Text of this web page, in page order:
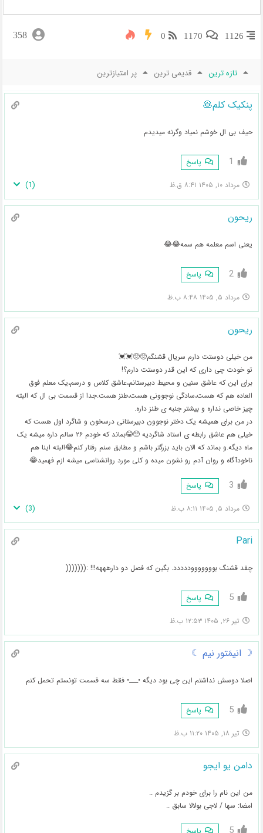
1126
1170
0
358
تازه ترین قدیمی ترین پر امتیازترین
پنکیک کلم🥞
حیف بی ال خوشم نمیاد وگرنه میدیدم
1 پاسخ
مرداد ۱۰, ۱۴۰۵ ۸:۴۱ ق.ظ (
1
)
ریحون
یعنی اسم معلمه هم سمه😂😂
2 پاسخ
مرداد ۵, ۱۴۰۵ ۸:۴۸ ب.ظ
ریحون
من خیلی دوستت دارم سریال قشنگم🥺🥺💓💓
تو خودت چی داری که این قدر دوستت دارم؟!
برای این که عاشق سنین و محیط دبیرستانم،عاشق کلاس و درسم،یک معلم فوق
العاده هم که هست،سادگی نوجوونی هست،طنز هست.جدا از قسمت بی ال که البته
چیز خاصی نداره و بیشتر جنبه ی طنز داره.
در من برای همیشه یک دختر نوجوون دبیرستانی درسخون و شاگرد اول هست که
خیلی هم عاشق رابطه ی استاد شاگردیه 🥺😂بماند که خودم ۲۶ سالم داره میشه یک
ماه دیگه.و بماند که الان باید بزرگتر باشم و مطابق سنم رفتار کنم😂البته اینا هم
ناخودآگاه و روان آدم رو نشون میده و کلی مورد روانشناسی میشه ازم فهمید😂
3 پاسخ
مرداد ۵, ۱۴۰۵ ۸:۱۱ ب.ظ (
3
)
Pari
چقد قشنگ بوووووووددددد. بگین که فصل دو دارهههه!!! :(((((((
5 پاسخ
تیر ۲۶, ۱۴۰۵ ۱۲:۵۳ ب.ظ
☽ انیمَتور نیم ☾
اصلا دوسش نداشتم این چی بود دیگه •___• فقط سه قسمت تونستم تحمل کنم
5 پاسخ
تیر ۱۸, ۱۴۰۵ ۱۱:۲۰ ب.ظ
دامن یو ایجو
من این نام را برای خودم بر گزیدم ..
امضا: سها / لاجی بولالا سابق ..
پاسخ